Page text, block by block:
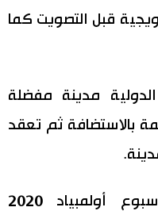
قبل التصويت كما
مدينة مفضلة
بالاستضافة ثم تعقد
وتستضيف طوكيو هذا الأسبوع أولمبياد 2020